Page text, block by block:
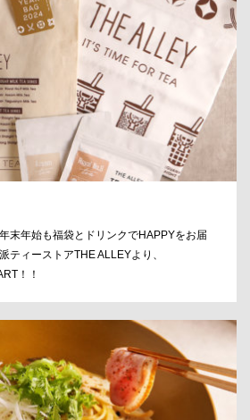
末年始も福袋とドリンクでHAPPYをお届
ティーストアTHE ALLEYより、
！！